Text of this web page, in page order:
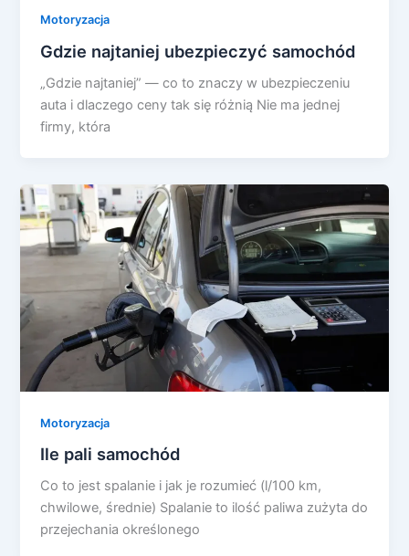
Motoryzacja
Gdzie najtaniej ubezpieczyć samochód
„Gdzie najtaniej” — co to znaczy w ubezpieczeniu
auta i dlaczego ceny tak się różnią Nie ma jednej
firmy, która
Motoryzacja
Ile pali samochód
Co to jest spalanie i jak je rozumieć (l/100 km,
chwilowe, średnie) Spalanie to ilość paliwa zużyta do
przejechania określonego